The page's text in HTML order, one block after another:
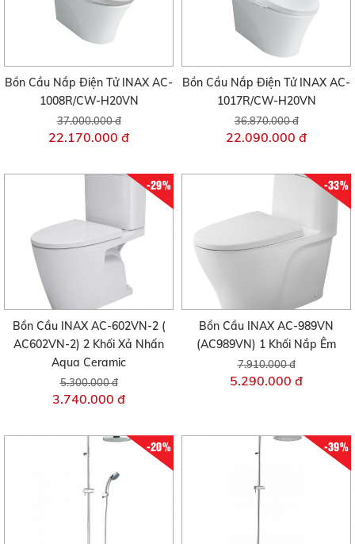
Bồn Cầu Nắp Điện Tử INAX AC-
1008R/CW-H20VN
37.000.000 đ
22.170.000 đ
Bồn Cầu Nắp Điện Tử INAX AC-
1017R/CW-H20VN
36.870.000 đ
22.090.000 đ
-29%
Bồn Cầu INAX AC-602VN-2 (
AC602VN-2) 2 Khối Xả Nhấn
Aqua Ceramic
5.300.000 đ
3.740.000 đ
-33%
Bồn Cầu INAX AC-989VN
(AC989VN) 1 Khối Nắp Êm
7.910.000 đ
5.290.000 đ
-20% -39%